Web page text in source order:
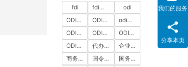
fdi fdi备案
odi
ODI代办
ODI代办服务
odi备案
ODI备案中介机构
ODI备案代办中介
ODI备案费用
ODI登记
代办ODI多少钱
企业出海
商务部备案
国令第837号
国务院令第837号
我们的服务
分享本页